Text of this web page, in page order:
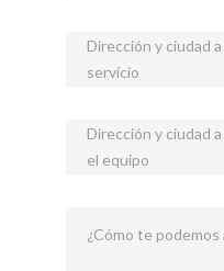
Dirección y ciudad
servicio
Dirección y ciudad
el equipo
¿Cómo te podemos